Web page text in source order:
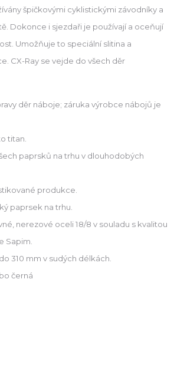
špičkovými cyklistickými závodníky a
Dokonce i sjezdaři je používají a oceňují
Umožňuje to speciální slitina a
CX-Ray se vejde do všech děr
děr náboje; záruka výrobce nábojů je
titan.
paprsků na trhu v dlouhodobých
produkce.
paprsek na trhu.
nerezové oceli 18/8 v souladu s kvalitou
Sapim.
310 mm v sudých délkách.
černá